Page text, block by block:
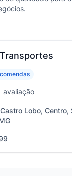
avaliação
Lobo, Centro,